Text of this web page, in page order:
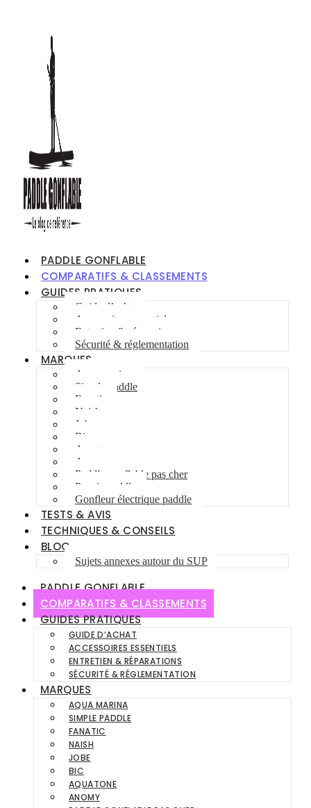
PADDLE GONFLABLE
COMPARATIFS & CLASSEMENTS
GUIDES PRATIQUES
Guide d’achat
Accessoires essentiels
Entretien & réparations
Sécurité & réglementation
MARQUES
Aqua marina
Simple paddle
Fanatic
Naish
Jobe
Bic
Aquatone
Anomy
Paddle gonflable pas cher
Pagaie paddle
Gonfleur électrique paddle
TESTS & AVIS
TECHNIQUES & CONSEILS
BLOG
Sujets annexes autour du SUP
PADDLE GONFLABLE
COMPARATIFS & CLASSEMENTS
GUIDES PRATIQUES
GUIDE D’ACHAT
ACCESSOIRES ESSENTIELS
ENTRETIEN & RÉPARATIONS
SÉCURITÉ & RÉGLEMENTATION
MARQUES
AQUA MARINA
SIMPLE PADDLE
FANATIC
NAISH
JOBE
BIC
AQUATONE
ANOMY